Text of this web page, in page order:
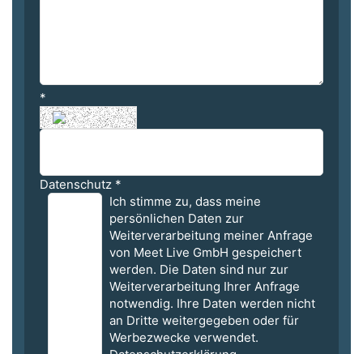
*
Datenschutz *
Ich stimme zu, dass meine
persönlichen Daten zur
Weiterverarbeitung meiner Anfrage
von Meet Live GmbH gespeichert
werden. Die Daten sind nur zur
Weiterverarbeitung Ihrer Anfrage
notwendig. Ihre Daten werden nicht
an Dritte weitergegeben oder für
Werbezwecke verwendet.